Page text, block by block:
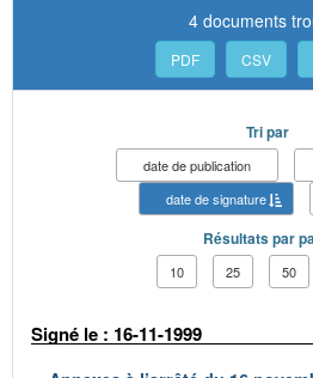
4 documents
PDF CSV
Tri par
date de publication
date de signature
Résultats par
10 25 50
Signé le : 16-11-1999